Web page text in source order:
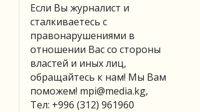
Если Вы журналист и
сталкиваетесь с
правонарушениями в
отношении Вас со стороны
властей и иных лиц,
обращайтесь к нам! Мы Вам
поможем! mpi@media.kg,
Тел: +996 (312) 961960